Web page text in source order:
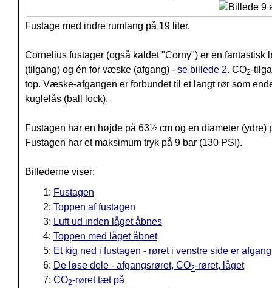
Fustage med indre rumfang på 19 liter.
Cornelius fustager (også kaldet "Corny") er en
(tilgang) og én for væske (afgang) - se billede 2. CO2-
top. Væske-afgangen er forbundet til et langt rør som
kuglelås (ball lock).
Fustagen har en højde på 63½ cm og en diameter (ydre)
Fustagen har et maksimum tryk på 9 bar (130 PSI).
Billederne viser:
1: Fustagen
2: Toppen af fustagen
3: Luft ud inden låget åbnes
4: Toppen med låget åbnet
5: Et kig ned i fustagen - røret i venstre side er
6: De løse dele - afgangsrøret, CO2-røret, låget
7: CO2-røret tæt på